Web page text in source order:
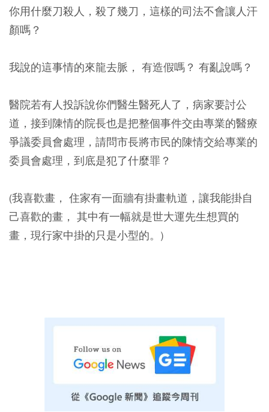
你用什麼刀殺人，殺了幾刀，這樣的司法不會讓人汗
顏嗎？
我說的這事情的來龍去脈， 有造假嗎？ 有亂說嗎？
醫院若有人投訴說你們醫生醫死人了，病家要討公
道，接到陳情的院長也是把整個事件交由專業的醫療
爭議委員會處理，請問市長將市民的陳情交給專業的
委員會處理，到底是犯了什麼罪？
(我喜歡畫， 住家有一面牆有掛畫軌道，讓我能掛自
己喜歡的畫， 其中有一幅就是世大運先生想買的
畫，現行家中掛的只是小型的。)